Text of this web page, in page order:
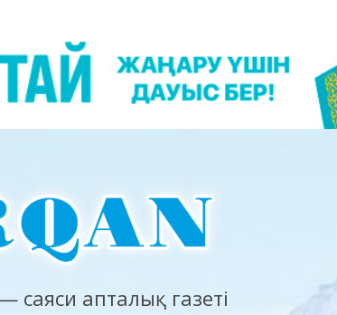
саяси апталық газеті